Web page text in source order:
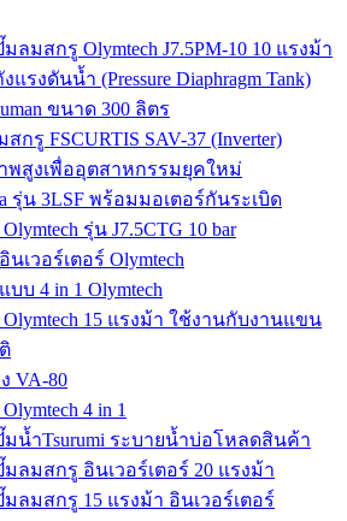
ลมสกรู Olymtech J7.5PM-10 10 แรงม้า
แรงดันน้ำ (Pressure Diaphragm Tank)
ขนาด 300 ลิตร
กรู FSCURTIS SAV-37 (Inverter)
พสูงเพื่ออุตสาหกรรมยุคใหม่
รุ่น 3LSF พร้อมมอเตอร์กันระเบิด
รุ่น J7.5CTG 10 bar
เวอร์เตอร์ Olymtech
บ 4 in 1 Olymtech
15 แรงม้า ใช้งานกับงานแขน
VA-80
4 in 1
น้ำTsurumi ระบายน้ำบ่อโหลดสินค้า
ลมสกรู อินเวอร์เตอร์ 20 แรงม้า
ลมสกรู 15 แรงม้า อินเวอร์เตอร์